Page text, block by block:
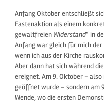
Anfang Oktober entschließt
Fastenaktion als einem
gewaltfreien Widerstand“ in
Anfang war gleich für mich
wenn ich aus der Kirche
Aber dann hat sich während
ereignet. Am 9. Oktober –
geöffnet wurde – sondern am
Wende, wo die ersten